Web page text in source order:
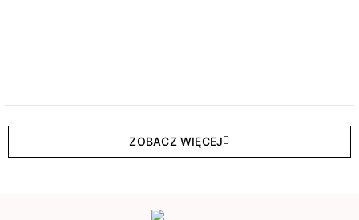
ZOBACZ WIĘCEJ